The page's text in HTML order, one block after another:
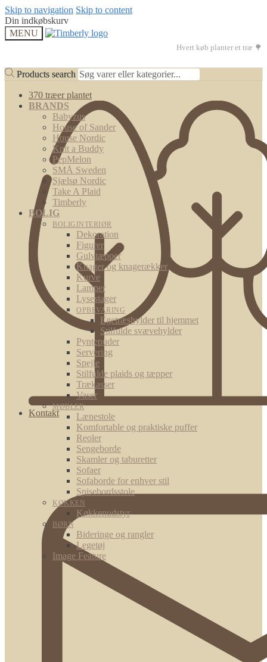
Skip to navigation Skip to content
Din indkøbskurv
MENU
Hvert køb planter et træ 🌳
Products search
370 træer plantet
Kontakt
Products search
BRANDS
Babyzus
House of Sander
House Nordic
Knit a Buddy
PepMelon
SMÅ Sweden
Sjælsø Nordic
Take A Plaid
Timberly
BOLIG
BOLIGINTERIØR
Dekoration
Figurer
Gulvtæpper
Knager og knagerækker
Kurve
Lamper
Lysestager
OPBEVARING
Egetræshylder til hjemmet
Stilfulde svævehylder
Pyntepuder
Servering
Spejle
Stilfulde plaids og tæpper
Trækasser
Vaser
MØBLER
Lænestole
Komfortable og praktiske puffer
Reoler
Sengeborde
Skamler og taburetter
Sofaer
Sofaborde for enhver stil
Spisebordsstole
KØKKEN
Køkkenudstyr
BØRN
Bideringe og rangler
Legetøj
Image Feature